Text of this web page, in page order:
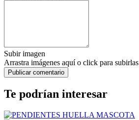
Subir imagen
Arrastra imágenes aquí o click para subirlas
Te podrían interesar